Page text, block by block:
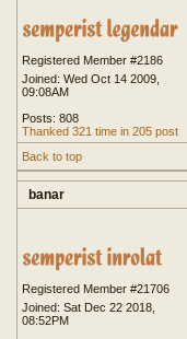
Registered Member #2186
Joined: Wed Oct 14 2009,
09:08AM
Posts: 808
Thanked 321 time in 205 post
Back to top
banar
Registered Member #21706
Joined: Sat Dec 22 2018,
08:52PM